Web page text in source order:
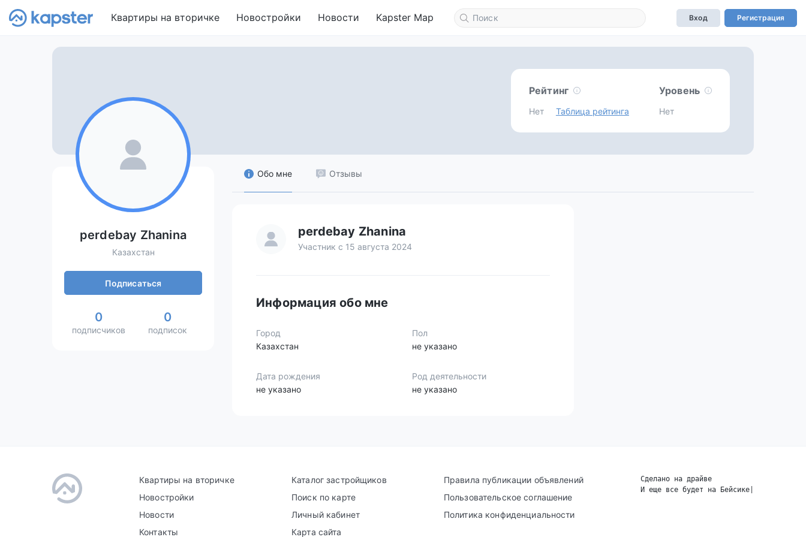
Квартиры на вторичке Новостройки Новости Kapster Map Вход Регистрация
Рейтинг
Нет Таблица рейтинга
Уровень
Нет
perdebay Zhanina
Казахстан
Подписаться
0
подписчиков
0
подписок
Обо мне Отзывы
perdebay Zhanina
Участник с 15 августа 2024
Информация обо мне
Город
Казахстан
Пол
не указано
Дата рождения
не указано
Род деятельности
не указано
Квартиры на вторичке
Новостройки
Новости
Контакты
Каталог застройщиков
Поиск по карте
Личный кабинет
Карта сайта
Правила публикации объявлений
Пользовательское соглашение
Политика конфиденциальности
Сделано на драйве
И еще все будет на Бейсике